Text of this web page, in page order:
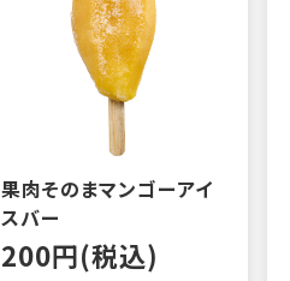
果肉そのまマンゴーアイ
スバー
200円(税込)